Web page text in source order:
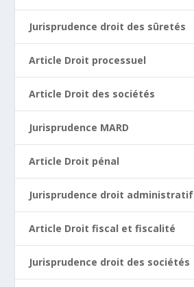
Jurisprudence droit des sûretés
Article Droit processuel
Article Droit des sociétés
Jurisprudence MARD
Article Droit pénal
Jurisprudence droit administratif
Article Droit fiscal et fiscalité
Jurisprudence droit des sociétés